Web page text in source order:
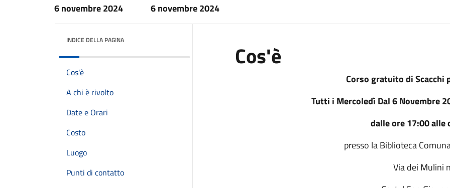
6 novembre 2024
6 novembre 2024
INDICE DELLA PAGINA
Cos'è
A chi è rivolto
Date e Orari
Costo
Luogo
Punti di contatto
Cos'è
Corso gratuito di
Tutti i Mercoledì Dal 6 Novembre
dalle ore 17:00 alle
presso la Biblioteca
Via dei Mulini